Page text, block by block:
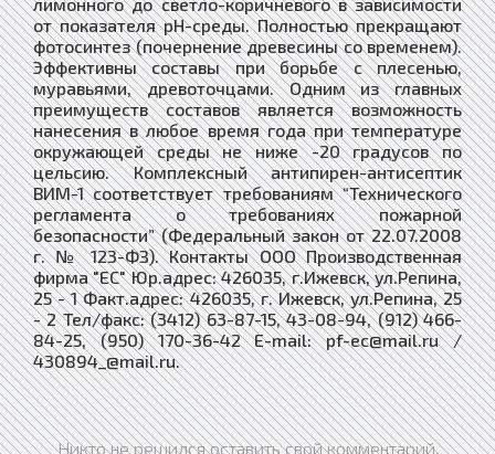
от показателя рH-среды. Полностью прекращают
фотосинтез (почернение древесины со временем).
Эффективны составы при борьбе с плесенью,
муравьями, древоточцами. Одним из главных
преимуществ составов является возможность
нанесения в любое время года при температуре
окружающей среды не ниже -20 градусов по
цельсию. Комплексный антипирен-антисептик
ВИМ-1 соответствует требованиям “Технического
регламента о требованиях пожарной
безопасности” (Федеральный закон от 22.07.2008
г. № 123-ФЗ). Контакты ООО Производственная
фирма "ЕС" Юр.адрес: 426035, г.Ижевск, ул.Репина,
25 - 1 Факт.адрес: 426035, г. Ижевск, ул.Репина, 25
- 2 Тел/факс: (3412) 63-87-15, 43-08-94, (912) 466-
84-25, (950) 170-36-42 E-mail: pf-ec@mail.ru /
430894_@mail.ru.
Никто не решился оставить свой комментарий.